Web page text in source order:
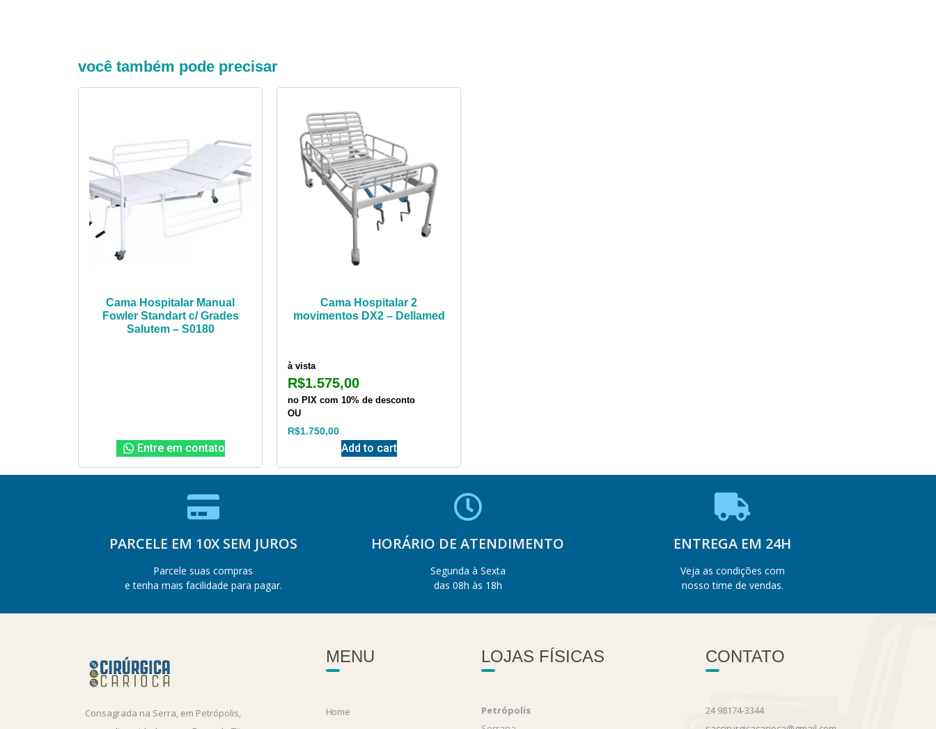
Cama Hospitalar Manual
Fowler Standart c/ Grades
Salutem – S0180
Entre em contato
Cama Hospitalar 2
movimentos DX2 – Dellamed
R$1.750,00
à vista
R$1.575,00
no PIX com 10% de desconto
OU
Add to cart
PARCELE EM 10X SEM JUROS
Parcele suas compras
e tenha mais facilidade para pagar.
HORÁRIO DE ATENDIMENTO
Segunda à Sexta
das 08h às 18h
ENTREGA EM 24H
Veja as condições com
nosso time de vendas.
Consagrada na Serra, em Petrópolis,
MENU
Home
LOJAS FÍSICAS
Petrópolis
CONTATO
24 98174-3344